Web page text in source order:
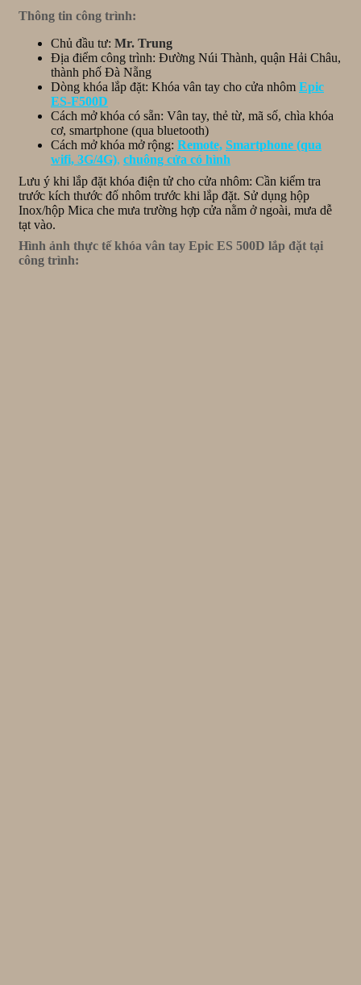
Thông tin công trình:
Chủ đầu tư: Mr. Trung
Địa điểm công trình: Đường Núi Thành, quận Hải Châu,
thành phố Đà Nẵng
Dòng khóa lắp đặt: Khóa vân tay cho cửa nhôm Epic
ES-F500D
Cách mở khóa có sẵn: Vân tay, thẻ từ, mã số, chìa khóa
cơ, smartphone (qua bluetooth)
Cách mở khóa mở rộng: Remote, Smartphone (qua
wifi, 3G/4G), chuông cửa có hình
Lưu ý khi lắp đặt khóa điện tử cho cửa nhôm: Cần kiểm tra
trước kích thước đố nhôm trước khi lắp đặt. Sử dụng hộp
Inox/hộp Mica che mưa trường hợp cửa nằm ở ngoài, mưa dễ
tạt vào.
Hình ảnh thực tế khóa vân tay Epic ES 500D lắp đặt tại
công trình: